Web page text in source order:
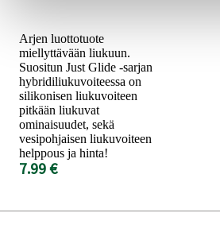
Arjen luottotuote
miellyttävään liukuun.
Suositun Just Glide -sarjan
hybridiliukuvoiteessa on
silikonisen liukuvoiteen
pitkään liukuvat
ominaisuudet, sekä
vesipohjaisen liukuvoiteen
helppous ja hinta!
7.99 €